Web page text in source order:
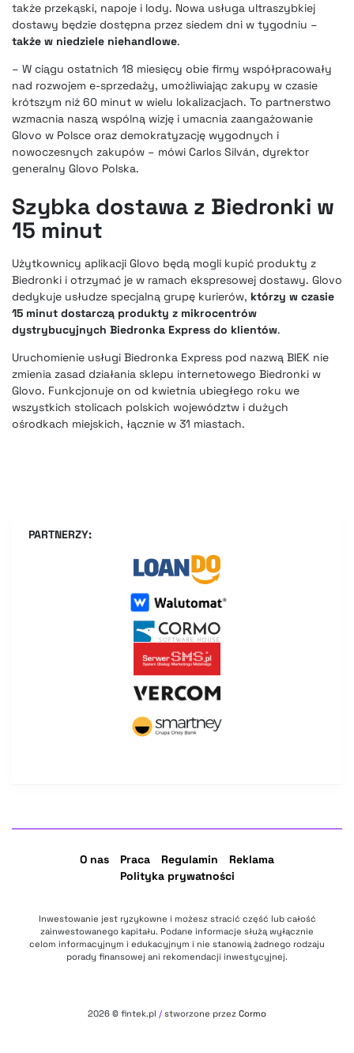
także przekąski, napoje i lody. Nowa usługa ultraszybkiej
dostawy będzie dostępna przez siedem dni w tygodniu –
także w niedziele niehandlowe.
– W ciągu ostatnich 18 miesięcy obie firmy współpracowały
nad rozwojem e-sprzedaży, umożliwiając zakupy w czasie
krótszym niż 60 minut w wielu lokalizacjach. To partnerstwo
wzmacnia naszą wspólną wizję i umacnia zaangażowanie
Glovo w Polsce oraz demokratyzację wygodnych i
nowoczesnych zakupów – mówi Carlos Silván, dyrektor
generalny Glovo Polska.
Szybka dostawa z Biedronki w
15 minut
Użytkownicy aplikacji Glovo będą mogli kupić produkty z
Biedronki i otrzymać je w ramach ekspresowej dostawy. Glovo
dedykuje usłudze specjalną grupę kurierów, którzy w czasie
15 minut dostarczą produkty z mikrocentrów
dystrybucyjnych Biedronka Express do klientów.
Uruchomienie usługi Biedronka Express pod nazwą BIEK nie
zmienia zasad działania sklepu internetowego Biedronki w
Glovo. Funkcjonuje on od kwietnia ubiegłego roku we
wszystkich stolicach polskich województw i dużych
ośrodkach miejskich, łącznie w 31 miastach.
PARTNERZY:
O nas Praca Regulamin
Reklama
Polityka prywatności
Inwestowanie jest ryzykowne i możesz stracić część lub całość
zainwestowanego kapitału. Podane informacje służą wyłącznie
celom informacyjnym i edukacyjnym i nie stanowią żadnego rodzaju
porady finansowej ani rekomendacji inwestycyjnej.
2026 © fintek.pl / stworzone przez Cormo